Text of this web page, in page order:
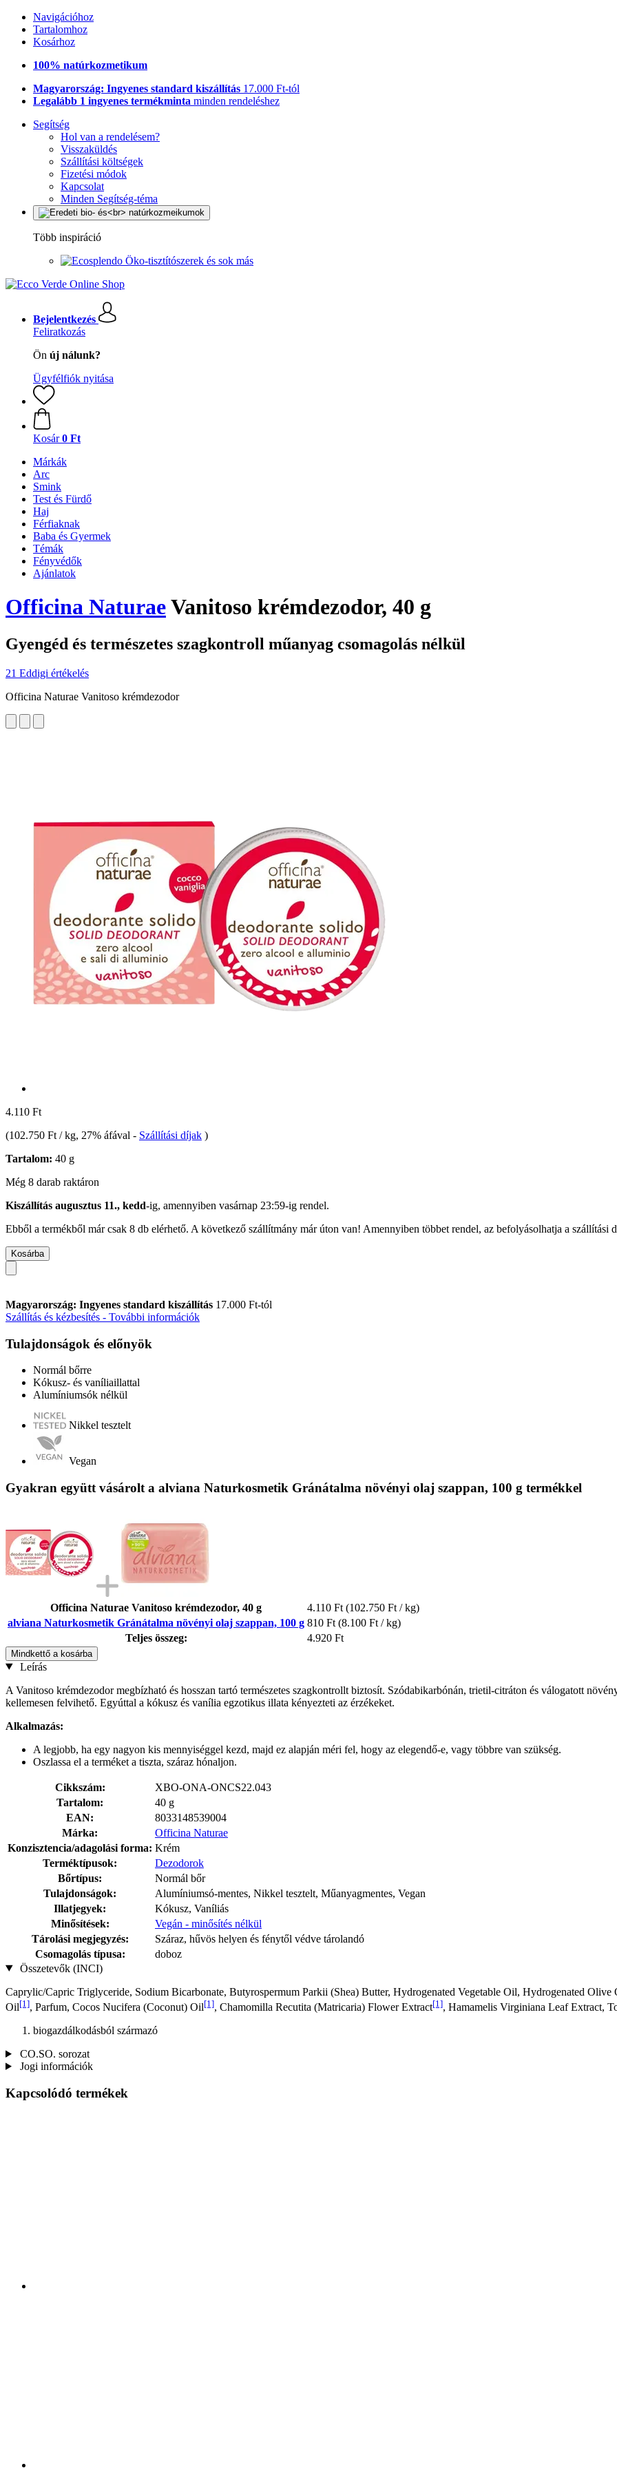
Navigációhoz
Tartalomhoz
Kosárhoz
100% natúrkozmetikum
Magyarország: Ingyenes standard kiszállítás 17.000 Ft-tól
Legalább 1 ingyenes termékminta minden rendeléshez
Segítség
Hol van a rendelésem?
Visszaküldés
Szállítási költségek
Fizetési módok
Kapcsolat
Minden Segítség-téma
Több inspiráció
Öko-tisztítószerek és sok más
Bejelentkezés
Feliratkozás
Ön új nálunk?
Ügyfélfiók nyitása
Kosár 0 Ft
Márkák
Arc
Smink
Test és Fürdő
Haj
Férfiaknak
Baba és Gyermek
Témák
Fényvédők
Ajánlatok
Officina NaturaeVanitoso krémdezodor, 40 g
Gyengéd és természetes szagkontroll műanyag csomagolás nélkül
21 Eddigi értékelés
Officina Naturae Vanitoso krémdezodor
4.110 Ft
(102.750 Ft / kg, 27% áfával - Szállítási díjak )
Tartalom: 40 g
Még 8 darab raktáron
Kiszállítás augusztus 11., kedd-ig, amennyiben vasárnap 23:59-ig rendel.
Ebből a termékből már csak 8 db elérhető. A következő szállítmány már úton van! Amennyiben többet rendel, az befolyásolhatja a szállítási
Kosárba
Magyarország: Ingyenes standard kiszállítás 17.000 Ft-tól
Szállítás és kézbesítés - További információk
Tulajdonságok és előnyök
Normál bőrre
Kókusz- és vaníliaillattal
Alumíniumsók nélkül
Nikkel tesztelt
Vegan
Gyakran együtt vásárolt a alviana Naturkosmetik Gránátalma növényi olaj szappan, 100 g termékkel
Officina Naturae Vanitoso krémdezodor, 40 g 4.110 Ft (102.750 Ft / kg)
alviana Naturkosmetik Gránátalma növényi olaj szappan, 100 g 810 Ft (8.100 Ft / kg)
Teljes összeg:
4.920 Ft
Mindkettő a kosárba
Leírás
A Vanitoso krémdezodor megbízható és hosszan tartó természetes szagkontrollt biztosít. Szódabikarbónán, trietil-citráton és válogatott
kellemesen felvihető. Egyúttal a kókusz és vanília egzotikus illata kényezteti az érzékeket.
Alkalmazás:
A legjobb, ha egy nagyon kis mennyiséggel kezd, majd ez alapján méri fel, hogy az elegendő-e, vagy többre van szükség.
Oszlassa el a terméket a tiszta, száraz hónaljon.
Cikkszám:
XBO-ONA-ONCS22.043
Tartalom:
40 g
EAN:
8033148539004
Márka:
Officina Naturae
Konzisztencia/adagolási forma: Krém
Terméktípusok:
Dezodorok
Bőrtípus:
Normál bőr
Tulajdonságok:
Alumíniumsó-mentes, Nikkel tesztelt, Műanyagmentes, Vegan
Illatjegyek:
Kókusz, Vaníliás
Minősítések:
Vegán - minősítés nélkül
Tárolási megjegyzés:
Száraz, hűvös helyen és fénytől védve tárolandó
Csomagolás típusa:
doboz
Összetevők (INCI)
Caprylic/Capric Triglyceride, Sodium Bicarbonate, Butyrospermum Parkii (Shea) Butter, Hydrogenated Vegetable Oil, Hydrogenated
Oil[1], Parfum, Cocos Nucifera (Coconut) Oil[1], Chamomilla Recutita (Matricaria) Flower Extract[1], Hamamelis Virginiana Leaf Extract,
biogazdálkodásból származó
CO.SO. sorozat
Jogi információk
Kapcsolódó termékek